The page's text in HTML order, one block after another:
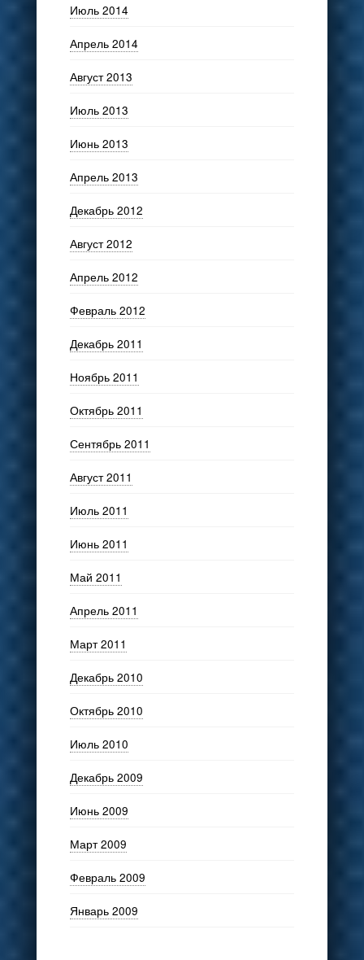
Июль 2014
Апрель 2014
Август 2013
Июль 2013
Июнь 2013
Апрель 2013
Декабрь 2012
Август 2012
Апрель 2012
Февраль 2012
Декабрь 2011
Ноябрь 2011
Октябрь 2011
Сентябрь 2011
Август 2011
Июль 2011
Июнь 2011
Май 2011
Апрель 2011
Март 2011
Декабрь 2010
Октябрь 2010
Июль 2010
Декабрь 2009
Июнь 2009
Март 2009
Февраль 2009
Январь 2009